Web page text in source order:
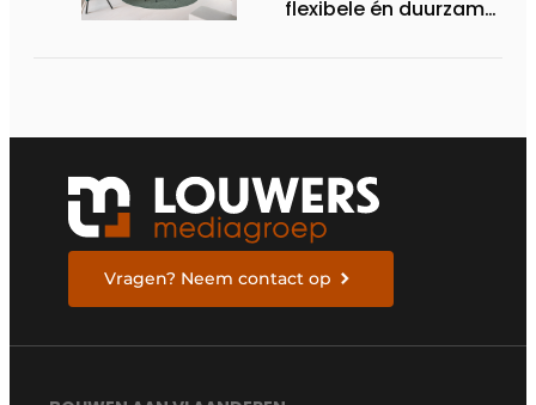
flexibele én duurzame
Vragen? Neem contact op